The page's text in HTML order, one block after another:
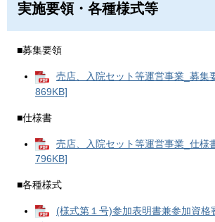
実施要領・各種様式等​
■募集要領
売店、入院セット等運営事業_募集
869KB]
■仕様書
売店、入院セット等運営事業_仕様
796KB]
■各種様式
(様式第１号)参加表明書兼参加資格